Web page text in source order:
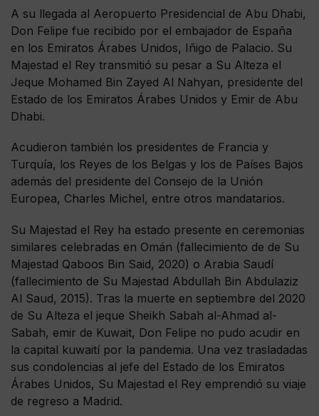
A su llegada al Aeropuerto Presidencial de Abu Dhabi,
Don Felipe fue recibido por el embajador de España
en los Emiratos Árabes Unidos, Iñigo de Palacio. Su
Majestad el Rey transmitió su pesar a Su Alteza el
Jeque Mohamed Bin Zayed Al Nahyan, presidente del
Estado de los Emiratos Árabes Unidos y Emir de Abu
Dhabi.
Acudieron también los presidentes de Francia y
Turquía, los Reyes de los Belgas y los de Países Bajos
además del presidente del Consejo de la Unión
Europea, Charles Michel, entre otros mandatarios.
Su Majestad el Rey ha estado presente en ceremonias
similares celebradas en Omán (fallecimiento de de Su
Majestad Qaboos Bin Said, 2020) o Arabia Saudí
(fallecimiento de Su Majestad Abdullah Bin Abdulaziz
Al Saud, 2015). Tras la muerte en septiembre del 2020
de Su Alteza el jeque Sheikh Sabah al-Ahmad al-
Sabah, emir de Kuwait, Don Felipe no pudo acudir en
la capital kuwaití por la pandemia. Una vez trasladadas
sus condolencias al jefe del Estado de los Emiratos
Árabes Unidos, Su Majestad el Rey emprendió su viaje
de regreso a Madrid.